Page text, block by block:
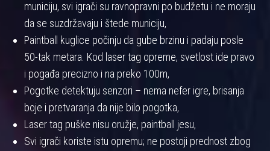
municiju, svi igrači su ravnopravni po budžetu i ne moraju
da se suzdržavaju i štede municiju,
Paintball kuglice počinju da gube brzinu i padaju posle
50-tak metara. Kod laser tag opreme, svetlost ide pravo
i pogađa precizno i na preko 100m,
Pogotke detektuju senzori – nema nefer igre, brisanja
boje i pretvaranja da nije bilo pogotka,
Laser tag puške nisu oružje, paintball jesu,
Svi igrači koriste istu opremu; ne postoji prednost zbog